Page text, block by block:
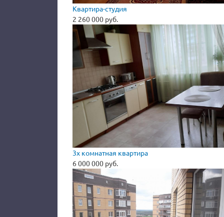
Квартира-студия
2 260 000 руб.
3х комнатная квартира
6 000 000 руб.